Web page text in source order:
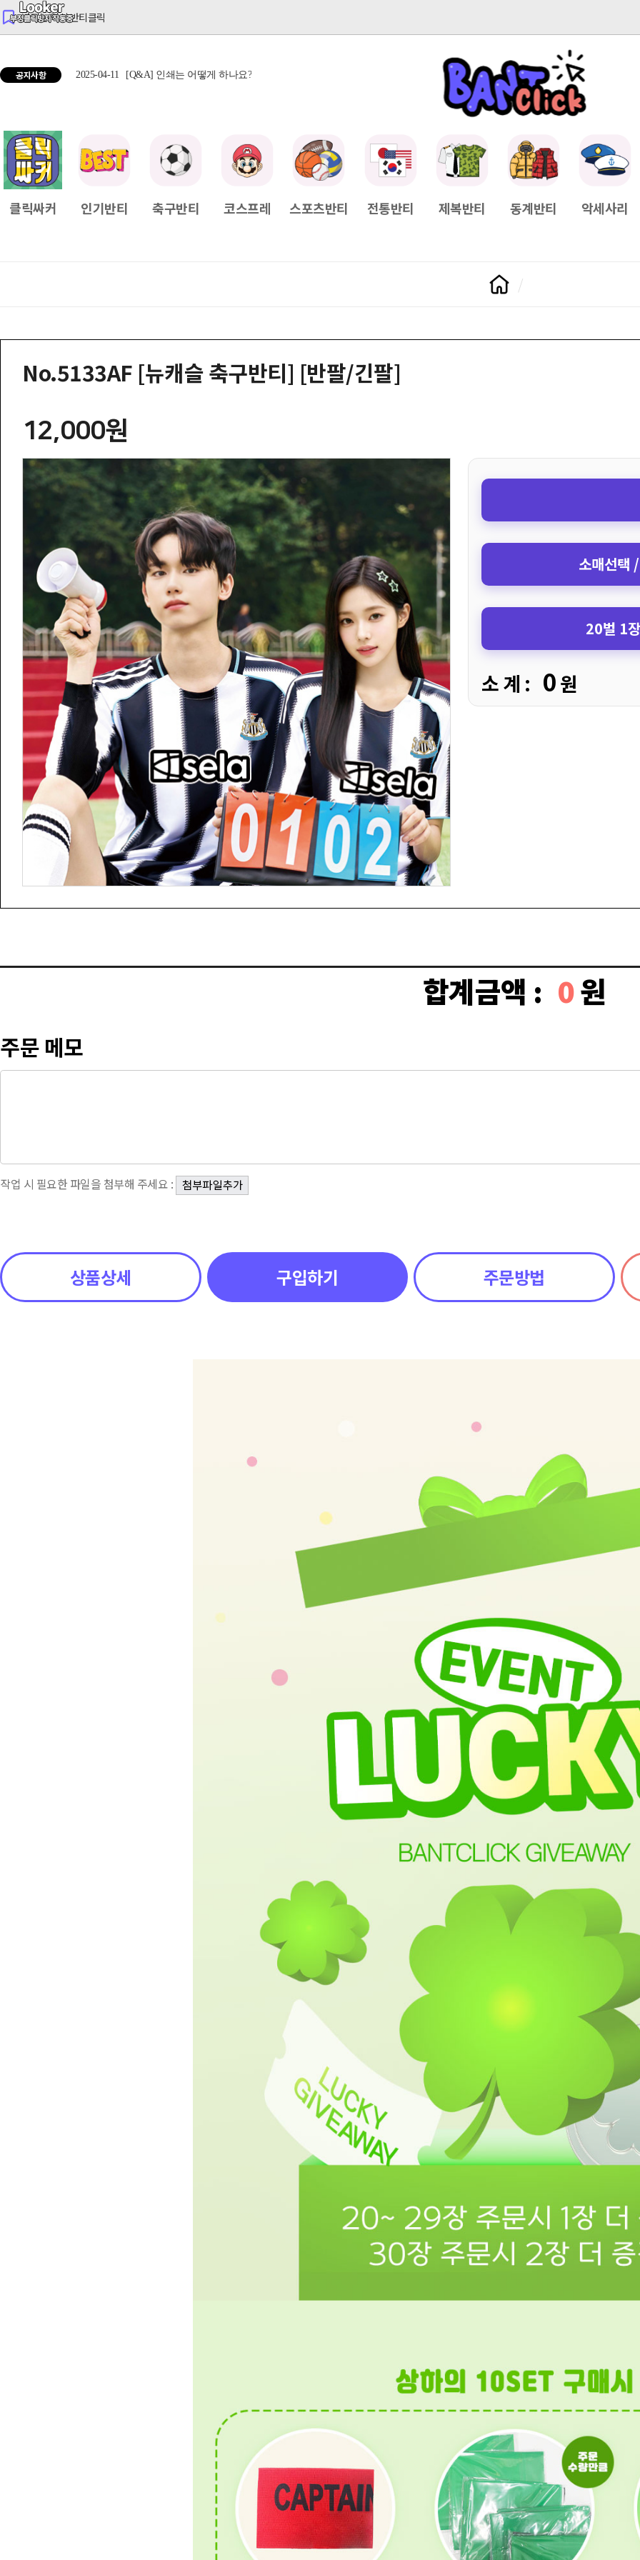
반티는 역시 반티클릭
공지사항 2025-04-11 [Q&A] 인쇄는 어떻게 하나요? [Q&A] 배송일정이 궁금하면? 2025-04-11 [Q&A] 나눠서
클릭싸커 인기반티 축구반티 코스프레 스포츠반티 전통반티 제복반티 동계반티 악세사리
No.5133AF [뉴캐슬 축구반티] [반팔/긴팔]
12,000원
소매선택
20벌 1
소 계 : 0원
합계금액 : 0원
주문 메모
작업 시 필요한 파일을 첨부해 주세요 :
상품상세 구입하기 주문방법